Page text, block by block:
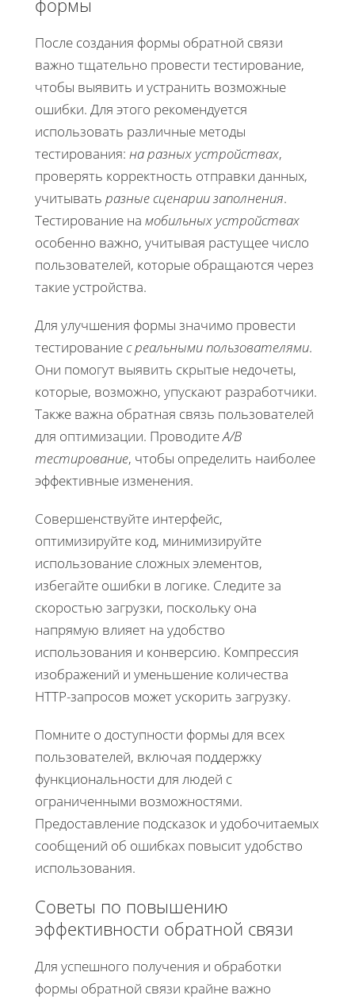
После создания формы обратной связи
важно тщательно провести тестирование,
чтобы выявить и устранить возможные
ошибки. Для этого рекомендуется
использовать различные методы
тестирования: на разных устройствах,
проверять корректность отправки данных,
учитывать разные сценарии заполнения.
Тестирование на мобильных устройствах
особенно важно, учитывая растущее число
пользователей, которые обращаются через
такие устройства.
Для улучшения формы значимо провести
тестированиес реальными пользователями.
Они помогут выявить скрытые недочеты,
которые, возможно, упускают разработчики.
Также важна обратная связь пользователей
для оптимизации. ПроводитеA/B
тестирование, чтобы определить наиболее
эффективные изменения.
Совершенствуйте интерфейс,
оптимизируйте код, минимизируйте
использование сложных элементов,
избегайте ошибки в логике. Следите за
скоростью загрузки, поскольку она
напрямую влияет на удобство
использования и конверсию. Компрессия
изображений и уменьшение количества
HTTP-запросов может ускорить загрузку.
Помните о доступности формы для всех
пользователей, включая поддержку
функциональности для людей с
ограниченными возможностями.
Предоставление подсказок и удобочитаемых
сообщений об ошибках повысит удобство
использования.
Советы по повышению
эффективности обратной связи
Для успешного получения и обработки
формы обратной связи крайне важно